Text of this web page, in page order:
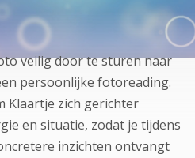
veilig door te sturen naar
persoonlijke fotoreading.
Klaartje zich gerichter
en situatie, zodat je tijdens
inzichten ontvangt